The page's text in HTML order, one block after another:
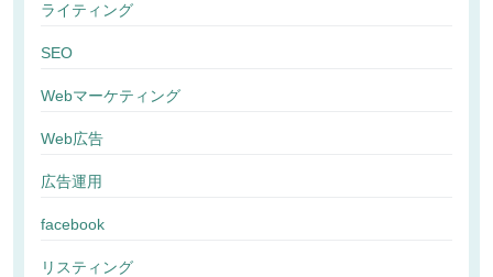
ライティング
SEO
Webマーケティング
Web広告
広告運用
facebook
リスティング